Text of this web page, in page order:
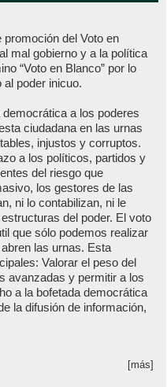
del Voto en
mal gobierno y a la política
“Voto en Blanco” por lo
poder inicuo.
a los poderes
ciudadana en las urnas
injustos y corruptos.
a los políticos, partidos y
del riesgo que
los gestores de las
ni lo contabilizan, ni le
del poder. El voto
que sólo podemos realizar
las urnas. Esta
Valorar el peso del
avanzadas y permitir a los
a la bofetada democrática
la difusión de información,
[más]